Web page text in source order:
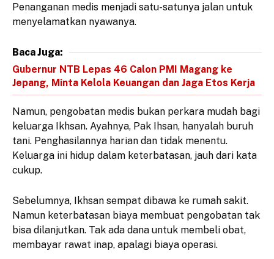
Penanganan medis menjadi satu-satunya jalan untuk
menyelamatkan nyawanya.
Baca Juga:
Gubernur NTB Lepas 46 Calon PMI Magang ke
Jepang, Minta Kelola Keuangan dan Jaga Etos Kerja
Namun, pengobatan medis bukan perkara mudah bagi
keluarga Ikhsan. Ayahnya, Pak Ihsan, hanyalah buruh
tani. Penghasilannya harian dan tidak menentu.
Keluarga ini hidup dalam keterbatasan, jauh dari kata
cukup.
Sebelumnya, Ikhsan sempat dibawa ke rumah sakit.
Namun keterbatasan biaya membuat pengobatan tak
bisa dilanjutkan. Tak ada dana untuk membeli obat,
membayar rawat inap, apalagi biaya operasi.